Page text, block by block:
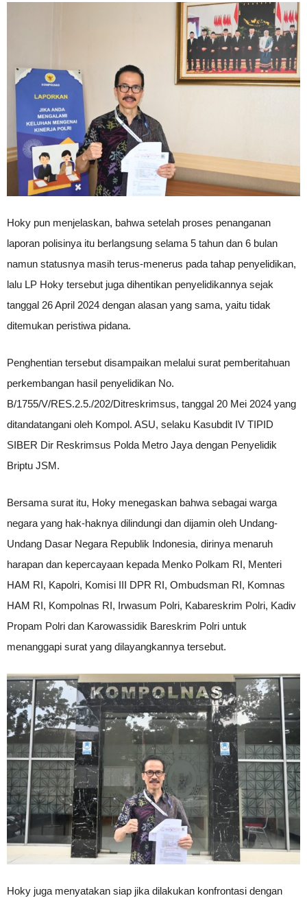
Hoky pun menjelaskan, bahwa setelah proses penanganan
laporan polisinya itu berlangsung selama 5 tahun dan 6 bulan
namun statusnya masih terus-menerus pada tahap penyelidikan,
lalu LP Hoky tersebut juga dihentikan penyelidikannya sejak
tanggal 26 April 2024 dengan alasan yang sama, yaitu tidak
ditemukan peristiwa pidana.
Penghentian tersebut disampaikan melalui surat pemberitahuan
perkembangan hasil penyelidikan No.
B/1755/V/RES.2.5./202/Ditreskrimsus, tanggal 20 Mei 2024 yang
ditandatangani oleh Kompol. ASU, selaku Kasubdit IV TIPID
SIBER Dir Reskrimsus Polda Metro Jaya dengan Penyelidik
Briptu JSM.
Bersama surat itu, Hoky menegaskan bahwa sebagai warga
negara yang hak-haknya dilindungi dan dijamin oleh Undang-
Undang Dasar Negara Republik Indonesia, dirinya menaruh
harapan dan kepercayaan kepada Menko Polkam RI, Menteri
HAM RI, Kapolri, Komisi III DPR RI, Ombudsman RI, Komnas
HAM RI, Kompolnas RI, Irwasum Polri, Kabareskrim Polri, Kadiv
Propam Polri dan Karowassidik Bareskrim Polri untuk
menanggapi surat yang dilayangkannya tersebut.
Hoky juga menyatakan siap jika dilakukan konfrontasi dengan